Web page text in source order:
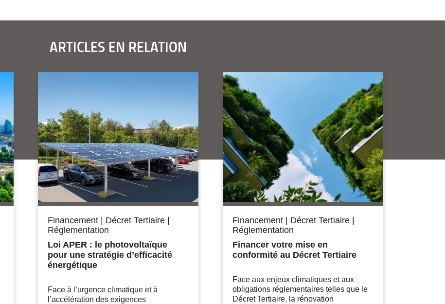
ARTICLES EN RELATION
Financement Décret Tertiaire
Réglementation
Loi APER : le photovoltaïque
pour une stratégie d’efficacité
énergétique
Face à l’urgence climatique et à
l’accélération des exigences
Financement Décret Tertiaire
Réglementation
Financer votre mise en
conformité au Décret Tertiaire
Face aux enjeux climatiques et aux
obligations réglementaires telles que le
Décret Tertiaire, la rénovation